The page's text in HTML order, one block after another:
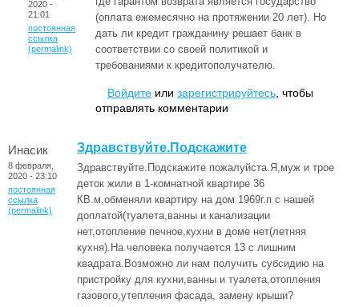
2020 -
21:01
постоянная
ссылка
(permalink)
(оплата ежемесячно на протяжении 20 лет). Но
дать ли кредит гражданину решает банк в
соответствии со своей политикой и
требованиями к кредитополучателю.
Войдите или зарегистрируйтесь , чтобы
отправлять комментарии
Инасик
8 февраля,
2020 - 23:10
постоянная
ссылка
(permalink)
Здравствуйте.Подскажите
Здравствуйте.Подскажите пожалуйста.Я,муж и трое
деток жили в 1-комнатной квартире 36
КВ.м,обменяли квартиру на дом 1969г.п с нашей
доплатой(туалета,ванны и канализации
нет,отопление печное,кухни в доме нет(летняя
кухня).На человека получается 13 с лишним
квадрата.Возможно ли нам получить субсидию на
пристройку для кухни,ванны и туалета,отопления
газового,утепления фасада, замену крыши?